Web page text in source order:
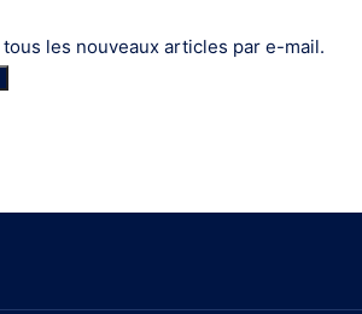
les nouveaux articles par e-mail.